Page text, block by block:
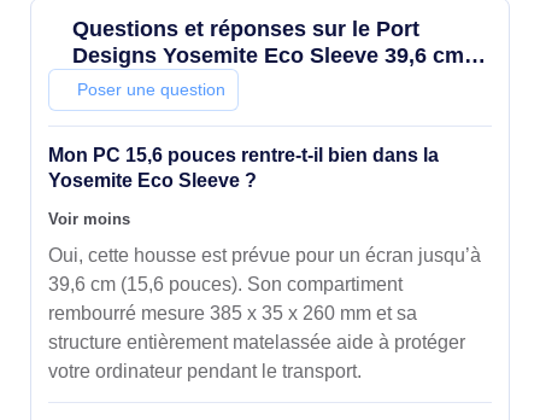
Questions et réponses sur le Port
Designs Yosemite Eco Sleeve 39,6 cm
(15.6") Housse Gris
Poser une question
Mon PC 15,6 pouces rentre-t-il bien dans la
Yosemite Eco Sleeve ?
Voir moins
Oui, cette housse est prévue pour un écran jusqu’à
39,6 cm (15,6 pouces). Son compartiment
rembourré mesure 385 x 35 x 260 mm et sa
structure entièrement matelassée aide à protéger
votre ordinateur pendant le transport.